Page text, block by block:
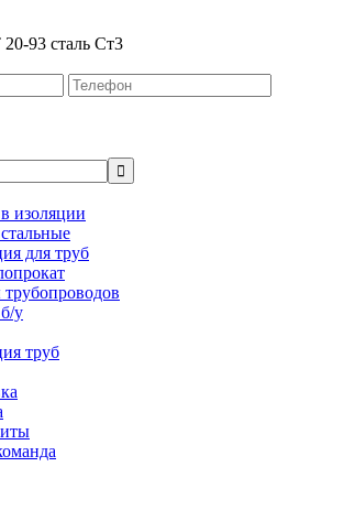
93 сталь Ст3
изоляции
для труб
у
труб